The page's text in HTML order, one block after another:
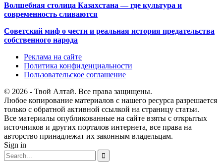
Волшебная столица Казахстана — где культура и
современность сливаются
Советский миф о чести и реальная история предательства
собственного народа
Реклама на сайте
Политика конфиденциальности
Пользовательское соглашение
© 2026 - Твой Алтай. Все права защищены.
Любое копирование материалов с нашего ресурса разрешается
только с обратной активной ссылкой на страницу статьи.
Все материалы опубликованные на сайте взяты с открытых
источников и других порталов интернета, все права на
авторство принадлежат их законным владельцам.
Sign in